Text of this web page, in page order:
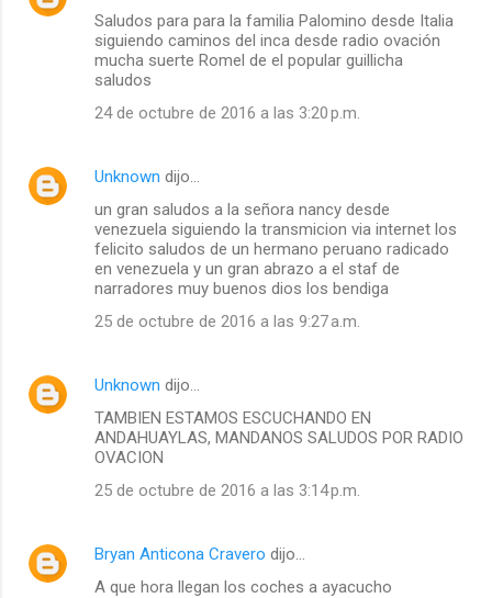
Saludos para para la familia Palomino desde Italia
siguiendo caminos del inca desde radio ovación
mucha suerte Romel de el popular guillicha
saludos
24 de octubre de 2016 a las 3:20 p.m.
Unknown dijo…
un gran saludos a la señora nancy desde
venezuela siguiendo la transmicion via internet los
felicito saludos de un hermano peruano radicado
en venezuela y un gran abrazo a el staf de
narradores muy buenos dios los bendiga
25 de octubre de 2016 a las 9:27 a.m.
Unknown dijo…
TAMBIEN ESTAMOS ESCUCHANDO EN
ANDAHUAYLAS, MANDANOS SALUDOS POR RADIO
OVACION
25 de octubre de 2016 a las 3:14 p.m.
Bryan Anticona Cravero dijo…
A que hora llegan los coches a ayacucho